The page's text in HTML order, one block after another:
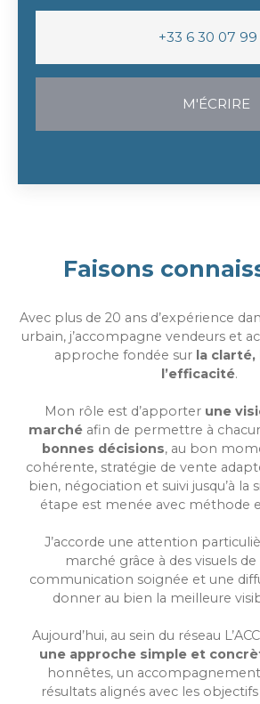
+33 6 30 07 99
M'ÉCRIRE
Faisons
Avec plus de 20 ans d’expérience
urbain, j’accompagne vendeurs et
approche fondée sur la
l’efficacité.
Mon rôle est d’apporter une
marché afin de permettre à
bonnes décisions, au bon
cohérente, stratégie de vente
bien, négociation et suivi jusqu’à la
étape est menée avec méthode
J’accorde une attention
marché grâce à des visuels
communication soignée et une
donner au bien la meilleure
Aujourd’hui, au sein du réseau
une approche simple et
honnêtes, un
résultats alignés avec les